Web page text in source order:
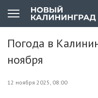
Погода в
ноября
12 ноября 2025, 08:00